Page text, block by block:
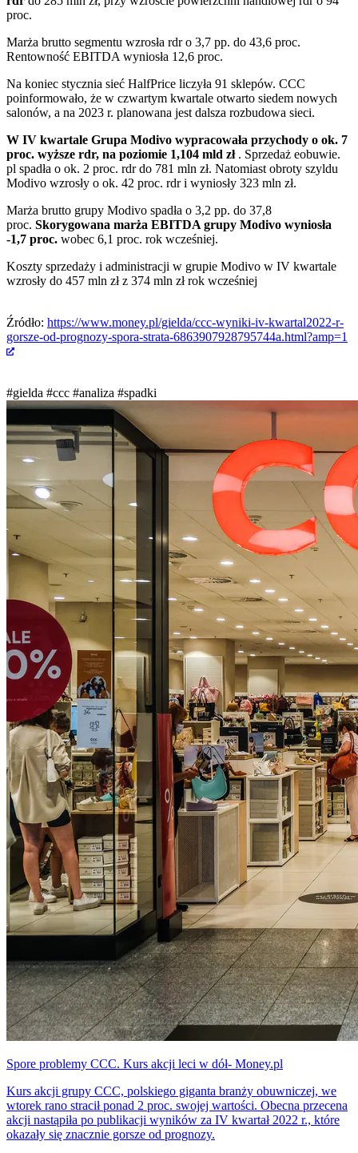
proc.
Marża brutto segmentu wzrosła rdr o 3,7 pp. do 43,6 proc.
Rentowność EBITDA wyniosła 12,6 proc.
Na koniec stycznia sieć HalfPrice liczyła 91 sklepów. CCC
poinformowało, że w czwartym kwartale otwarto siedem nowych
salonów, a na 2023 r. planowana jest dalsza rozbudowa sieci.
W IV kwartale Grupa Modivo wypracowała przychody o ok. 7
proc. wyższe rdr, na poziomie 1,104 mld zł. Sprzedaż eobuwie.
pl spadła o ok. 2 proc. rdr do 781 mln zł. Natomiast obroty szyldu
Modivo wzrosły o ok. 42 proc. rdr i wyniosły 323 mln zł.
Marża brutto grupy Modivo spadła o 3,2 pp. do 37,8
proc. Skorygowana marża EBITDA grupy Modivo wyniosła
-1,7 proc. wobec 6,1 proc. rok wcześniej.
Koszty sprzedaży i administracji w grupie Modivo w IV kwartale
wzrosły do 457 mln zł z 374 mln zł rok wcześniej
Źródło: https://www.money.pl/gielda/ccc-wyniki-iv-kwartal2022-r-
gorsze-od-prognozy-spora-strata-6863907928795744a.html?amp=1
#gielda #ccc #analiza #spadki
Spore problemy CCC. Kurs akcji leci w dół- Money.pl
Kurs akcji grupy CCC, polskiego giganta branży obuwniczej, we
wtorek rano stracił ponad 2 proc. swojej wartości. Obecna przecena
akcji nastąpiła po publikacji wyników za IV kwartał 2022 r., które
okazały się znacznie gorsze od prognozy.